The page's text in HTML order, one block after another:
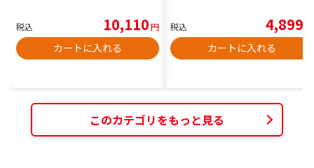
税込 10,110円
カートに入れる
税込 4,899
カートに入れる
このカテゴリをもっと見る